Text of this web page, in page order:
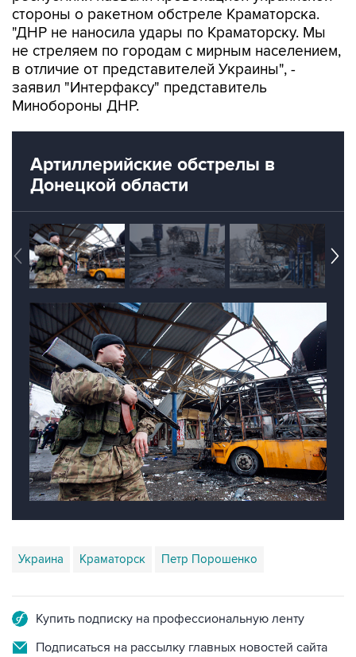
стороны о ракетном обстреле Краматорска.
"ДНР не наносила удары по Краматорску. Мы
не стреляем по городам с мирным населением,
в отличие от представителей Украины", -
заявил "Интерфаксу" представитель
Минобороны ДНР.
Артиллерийские обстрелы в
Донецкой области
Украина Краматорск Петр Порошенко
Купить подписку на профессиональную ленту
Подписаться на рассылку главных новостей сайта